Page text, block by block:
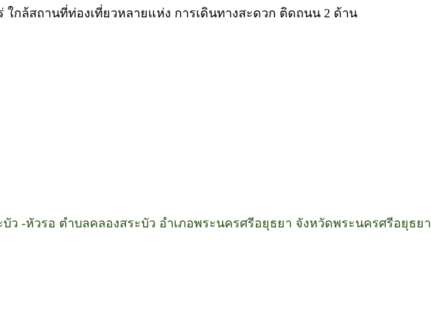
ใกล้สถานที่ท่องเที่ยวหลายแห่ง การเดินทางสะดวก ติดถนน 2 ด้าน
ว -หัวรอ ตำบลคลองสระบัว อำเภอพระนครศรีอยุธยา จังหวัดพระนครศรีอยุธยา